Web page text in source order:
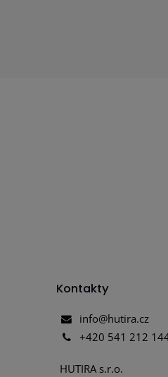
Kontakty
info@hutira.cz
+420 541 212
HUTIRA s.r.o.